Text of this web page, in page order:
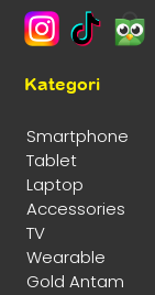
Kategori
Smartphone
Tablet
Laptop
Accessories
TV
Wearable
Gold Antam